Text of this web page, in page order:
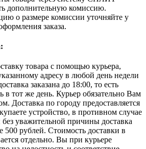
дополнительную комиссию.
о размере комиссии уточняйте у
заказа.
товара с помощью курьера,
адресу в любой день недели
заказана до 18:00, то есть
в тот же день. Курьер обязательно Вам
Доставка по городу предоставляется
устройство, в противном случае
уважительной причины доставка
500 рублей. Стоимость доставки в
отдельно. Вы при курьере